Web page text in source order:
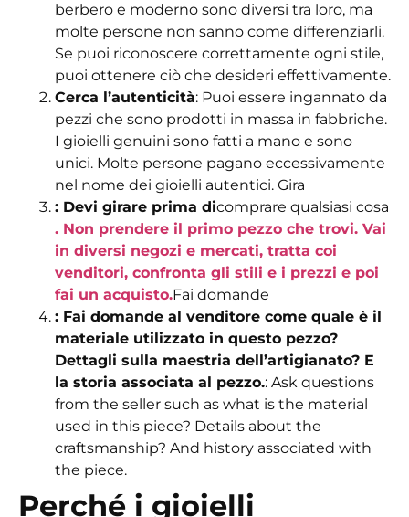
berbero e moderno sono diversi tra loro, ma
molte persone non sanno come differenziarli.
Se puoi riconoscere correttamente ogni stile,
puoi ottenere ciò che desideri effettivamente.
Cerca l’autenticità: Puoi essere ingannato da
pezzi che sono prodotti in massa in fabbriche.
I gioielli genuini sono fatti a mano e sono
unici. Molte persone pagano eccessivamente
nel nome dei gioielli autentici. Gira
: Devi girare prima dicomprare qualsiasi cosa
. Non prendere il primo pezzo che trovi. Vai
in diversi negozi e mercati, tratta coi
venditori, confronta gli stili e i prezzi e poi
fai un acquisto.Fai domande
: Fai domande al venditore come quale è il
materiale utilizzato in questo pezzo?
Dettagli sulla maestria dell’artigianato? E
la storia associata al pezzo.: Ask questions
from the seller such as what is the material
used in this piece? Details about the
craftsmanship? And history associated with
the piece.
Perché i gioielli